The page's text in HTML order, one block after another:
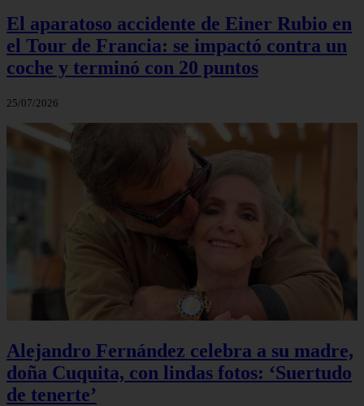
El aparatoso accidente de Einer Rubio en
el Tour de Francia: se impactó contra un
coche y terminó con 20 puntos
25/07/2026
Alejandro Fernández celebra a su madre,
doña Cuquita, con lindas fotos: ‘Suertudo
de tenerte’